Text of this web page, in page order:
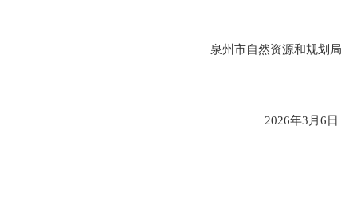
泉州市自然资源和规划局
2026年3月6日